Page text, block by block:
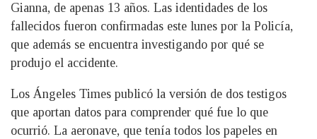
Gianna, de apenas 13 años. Las identidades de los
fallecidos fueron confirmadas este lunes por la Policía,
que además se encuentra investigando por qué se
produjo el accidente.
Los Ángeles Times publicó la versión de dos testigos
que aportan datos para comprender qué fue lo que
ocurrió. La aeronave, que tenía todos los papeles en